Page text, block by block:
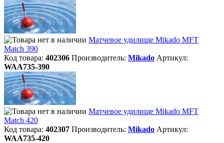
Матчевое удилище Mikado MFT
Match 390
Код товара: 402306 Производитель: Mikado Артикул:
WAA735-390
Матчевое удилище Mikado MFT
Match 420
Код товара: 402307 Производитель: Mikado Артикул:
WAA735-420